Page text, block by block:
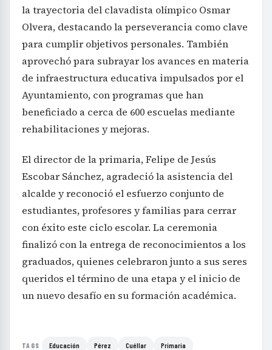
la trayectoria del clavadista olímpico Osmar
Olvera, destacando la perseverancia como clave
para cumplir objetivos personales. También
aprovechó para subrayar los avances en materia
de infraestructura educativa impulsados por el
Ayuntamiento, con programas que han
beneficiado a cerca de 600 escuelas mediante
rehabilitaciones y mejoras.
El director de la primaria, Felipe de Jesús
Escobar Sánchez, agradeció la asistencia del
alcalde y reconoció el esfuerzo conjunto de
estudiantes, profesores y familias para cerrar
con éxito este ciclo escolar. La ceremonia
finalizó con la entrega de reconocimientos a los
graduados, quienes celebraron junto a sus seres
queridos el término de una etapa y el inicio de
un nuevo desafío en su formación académica.
TAGS Educación Pérez Cuéllar Primaria